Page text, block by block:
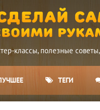
классы, полезные
ТЕГИ